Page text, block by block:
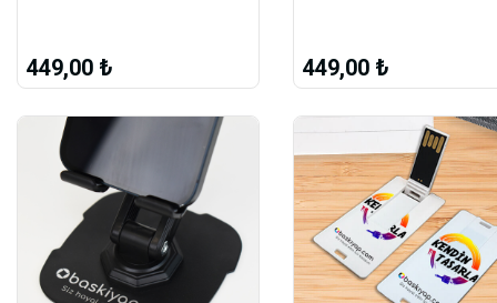
449,00 ₺ 449,00 ₺